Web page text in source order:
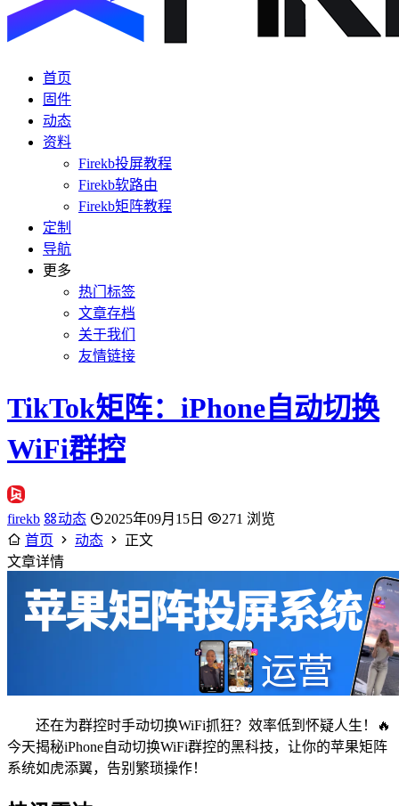
首页
固件
动态
资料
Firekb投屏教程
Firekb软路由
Firekb矩阵教程
定制
导航
更多
热门标签
文章存档
关于我们
友情链接
TikTok矩阵：iPhone自动切换
WiFi群控
firekb 动态 2025年09月15日
271 浏览
首页
动态
正文
文章详情
还在为群控时手动切换WiFi抓狂？效率低到怀疑人生！🔥
今天揭秘iPhone自动切换WiFi群控的黑科技，让你的苹果矩阵
系统如虎添翼，告别繁琐操作！